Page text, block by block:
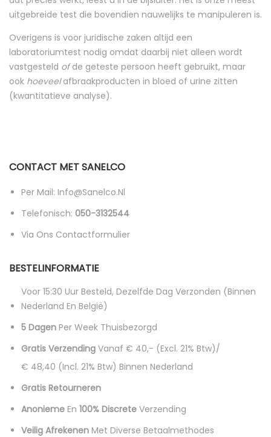
uitgebreide test die bovendien nauwelijks te manipuleren is.
Overigens is voor juridische zaken altijd een
laboratoriumtest nodig omdat daarbij niet alleen wordt
vastgesteld ofde geteste persoon heeft gebruikt, maar
ook hoeveelafbraakproducten in bloed of urine zitten
(kwantitatieve analyse).
CONTACT MET SANELCO
Per Mail: Info@sanelco.nl
Telefonisch: 050-3132544
Via Ons Contactformulier
BESTELINFORMATIE
Voor 15:30 Uur Besteld, Dezelfde Dag Verzonden (binnen
Nederland En België)
5 Dagen Per Week Thuisbezorgd
Gratis Verzending Vanaf € 40,- (excl. 21% Btw)/
€ 48,40 (incl. 21% Btw) Binnen Nederland
Gratis Retourneren
Anonieme En 100% Discrete Verzending
Veilig Afrekenen Met Diverse Betaalmethodes